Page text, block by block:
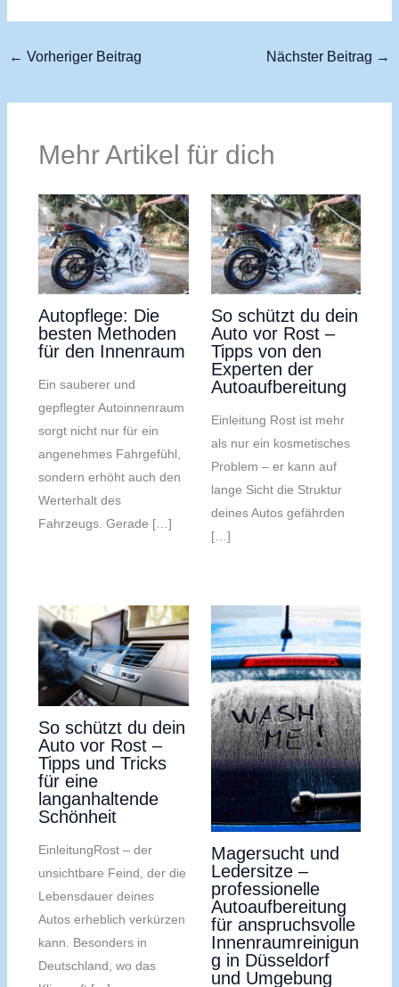
← Vorheriger Beitrag Nächster Beitrag →
Mehr Artikel für dich
Autopflege: Die
besten Methoden
für den Innenraum
Ein sauberer und
gepflegter Autoinnenraum
sorgt nicht nur für ein
angenehmes Fahrgefühl,
sondern erhöht auch den
Werterhalt des
Fahrzeugs. Gerade […]
So schützt du dein
Auto vor Rost –
Tipps von den
Experten der
Autoaufbereitung
Einleitung Rost ist mehr
als nur ein kosmetisches
Problem – er kann auf
lange Sicht die Struktur
deines Autos gefährden
[…]
So schützt du dein
Auto vor Rost –
Tipps und Tricks
für eine
langanhaltende
Schönheit
EinleitungRost – der
unsichtbare Feind, der die
Lebensdauer deines
Autos erheblich verkürzen
kann. Besonders in
Deutschland, wo das
Magersucht und
Ledersitze –
professionelle
Autoaufbereitung
für anspruchsvolle
Innenraumreinigun
g in Düsseldorf
und Umgebung